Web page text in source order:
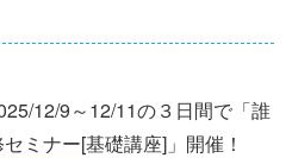
12/9～12/11の３日間で「誰
ミナー[基礎講座]」開催！